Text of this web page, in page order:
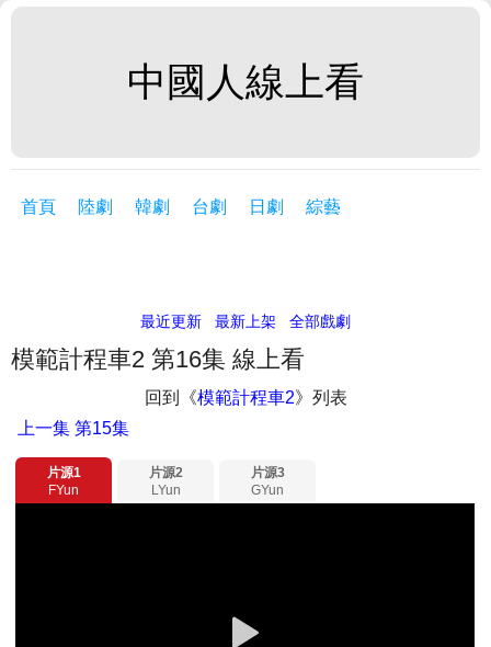
中國人線上看
首頁 陸劇 韓劇 台劇 日劇 綜藝
最近更新 最新上架 全部戲劇
模範計程車2 第16集 線上看
回到《模範計程車2》列表
上一集 第15集
片源1
FYun
片源2
LYun
片源3
GYun